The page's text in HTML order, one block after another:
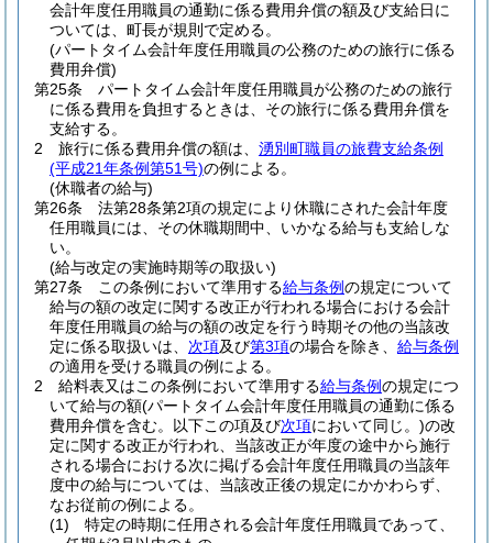
会計年度任用職員の通勤に係る費用弁償の額及び支給日に
ついては、町長が規則で定める。
(パートタイム会計年度任用職員の公務のための旅行に係る
費用弁償)
第25条
パートタイム会計年度任用職員が公務のための旅行
に係る費用を負担するときは、その旅行に係る費用弁償を
支給する。
2
旅行に係る費用弁償の額は、 湧別町職員の旅費支給条例
(平成21年条例第51号)の例による。
(休職者の給与)
第26条
法第28条第2項の規定により休職にされた会計年度
任用職員には、その休職期間中、いかなる給与も支給しな
い。
(給与改定の実施時期等の取扱い)
第27条
この条例において準用する給与条例の規定について
給与の額の改定に関する改正が行われる場合における会計
年度任用職員の給与の額の改定を行う時期その他の当該改
定に係る取扱いは、 次項及び第3項の場合を除き、 給与条例
の適用を受ける職員の例による。
2
給料表又はこの条例において準用する給与条例の規定につ
いて給与の額(パートタイム会計年度任用職員の通勤に係る
費用弁償を含む。以下この項及び次項において同じ。)の改
定に関する改正が行われ、当該改正が年度の途中から施行
される場合における次に掲げる会計年度任用職員の当該年
度中の給与については、当該改正後の規定にかかわらず、
なお従前の例による。
(1)
特定の時期に任用される会計年度任用職員であって、